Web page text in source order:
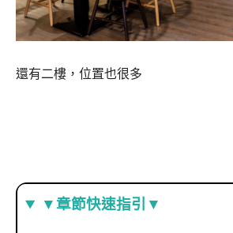
還有二樓，位置也很多
▼章節快速指引▼